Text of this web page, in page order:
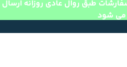
طبق روال عادی روزانه ارسال
می شود